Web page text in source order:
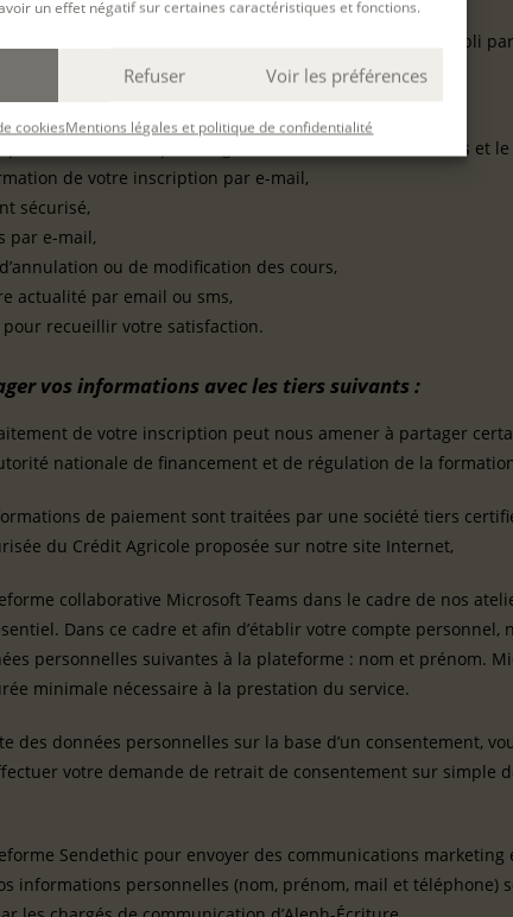
un effet négatif sur certaines caractéristiques et fonctions.
Refuser Voir les préférences
cookiesMentions légales et politique de confidentialité
dossier d’évaluation, les grilles d’émargement, le PV établi
nous vos données personnelles ?
utilisées pour la gestion des relations avec vous et
de votre inscription par e-mail,
sécurisé,
par e-mail,
ou de modification des cours,
actualité par email ou sms,
recueillir votre satisfaction.
vos informations avec les tiers suivants :
de votre inscription peut nous amener à partager
nationale de financement et de régulation de la
de paiement sont traitées par une société tiers
du Crédit Agricole proposée sur notre site Internet,
collaborative Microsoft Teams dans le cadre de nos
Dans ce cadre et afin d’établir votre compte personnel,
personnelles suivantes à la plateforme : nom et prénom.
minimale nécessaire à la prestation du service.
des données personnelles sur la base d’un consentement,
votre demande de retrait de consentement sur simple
Sendethic pour envoyer des communications
informations personnelles (nom, prénom, mail et téléphone)